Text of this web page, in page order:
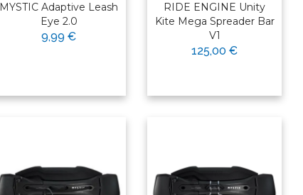
MYSTIC Adaptive Leash
Eye 2.0
9,99 €
RIDE ENGINE Unity
Kite Mega Spreader Bar
V1
125,00 €